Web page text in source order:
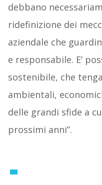
debbano
ridefinizione dei
aziendale che
e responsabile. E’
sostenibile, che
ambientali,
delle grandi sfide a
prossimi anni”.